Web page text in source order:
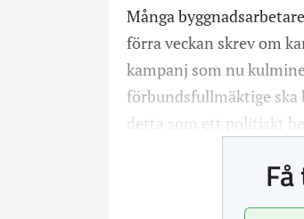
Många
förra veckan skrev om
kampanj som nu
förbundsfullmäktige ska
detta som ett politiskt